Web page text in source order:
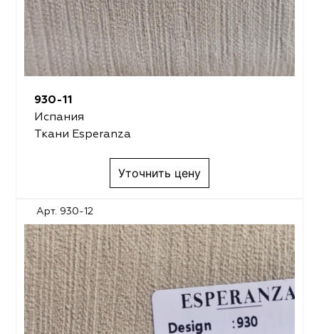
930-11
Испания
Ткани Esperanza
Уточнить цену
Арт. 930-12